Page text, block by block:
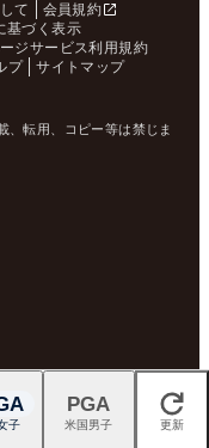
て
会員規約
基づく表示
ジサービス利用規約
プ サイトマップ
、転用、コピー等は禁じま
閉じる
子
PGA
米国男子 更新